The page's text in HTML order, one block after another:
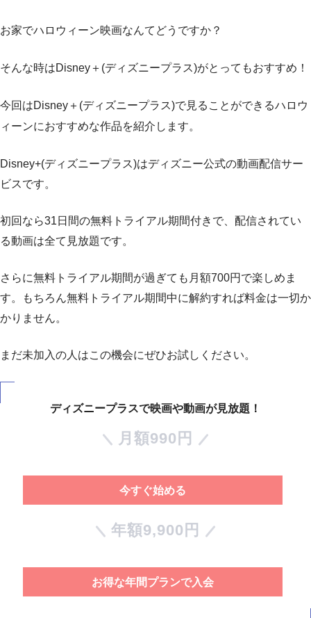
お家でハロウィーン映画なんてどうですか？
そんな時はDisney＋(ディズニープラス)がとってもおすすめ！
今回はDisney＋(ディズニープラス)で見ることができるハロウ
ィーンにおすすめな作品を紹介します。
Disney+(ディズニープラス)はディズニー公式の動画配信サー
ビスです。
初回なら31日間の無料トライアル期間付きで、配信されてい
る動画は全て見放題です。
さらに無料トライアル期間が過ぎても月額700円で楽しめま
す。もちろん無料トライアル期間中に解約すれば料金は一切か
かりません。
まだ未加入の人はこの機会にぜひお試しください。
ディズニープラスで映画や動画が見放題！
月額990円
今すぐ始める
年額9,900円
お得な年間プランで入会